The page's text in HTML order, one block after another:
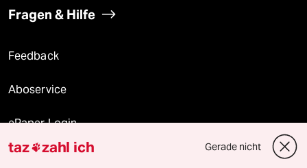
Fragen & Hilfe
Feedback
Aboservice
ePaper Login
Downloads für Abonnierende
taz zahl ich Gerade nicht